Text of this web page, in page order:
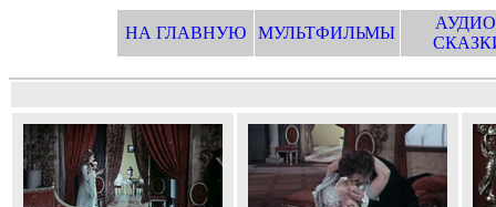
НА ГЛАВНУЮ МУЛЬТФИЛЬМЫ